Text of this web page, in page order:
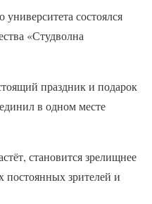
состоялся
«Студволна
праздник и подарок
в одном месте
становится зрелищнее
постоянных зрителей и